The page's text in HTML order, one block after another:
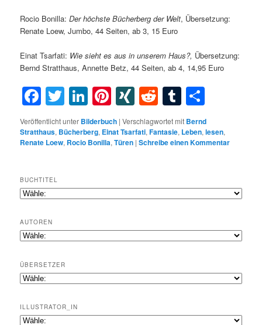
Rocio Bonilla:Der höchste Bücherberg der Welt, Übersetzung:
Renate Loew, Jumbo, 44 Seiten, ab 3, 15 Euro
Einat Tsarfati: Wie sieht es aus in unserem Haus?, Übersetzung:
Bernd Stratthaus, Annette Betz, 44 Seiten, ab 4, 14,95 Euro
Facebook
Twitter
LinkedIn
Pinterest
XINGRedditTumblr
Veröffentlicht unter Bilderbuch |Verschlagwortet mit Bernd
Stratthaus, Bücherberg, Einat Tsarfati,Fantasie, Leben,lesen,
Renate Loew, Rocio Bonilla,Türen |Schreibe einen Kommentar
BUCHTITEL
AUTOREN
ÜBERSETZER
ILLUSTRATOR_IN